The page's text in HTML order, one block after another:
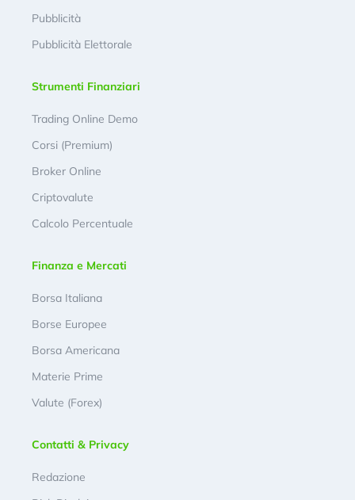
Pubblicità
Pubblicità Elettorale
Strumenti Finanziari
Trading Online Demo
Corsi (Premium)
Broker Online
Criptovalute
Calcolo Percentuale
Finanza e Mercati
Borsa Italiana
Borse Europee
Borsa Americana
Materie Prime
Valute (Forex)
Contatti & Privacy
Redazione